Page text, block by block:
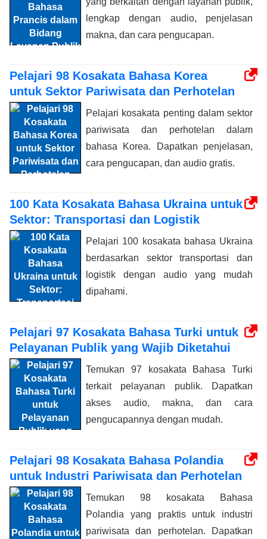
lengkap dengan audio, penjelasan
makna, dan cara pengucapan.
Pelajari 98 Kosakata Bahasa Korea
untuk Sektor Pariwisata dan Perhotelan
Pelajari kosakata penting dalam sektor
pariwisata dan perhotelan dalam
bahasa Korea. Dapatkan penjelasan,
cara pengucapan, dan audio gratis.
100 Kata Kosakata Bahasa Ukraina untuk
Sektor: Transportasi dan Logistik
Pelajari 100 kosakata bahasa Ukraina
berdasarkan sektor transportasi dan
logistik dengan audio yang mudah
dipahami.
Pelajari 97 Kosakata Bahasa Turki untuk
Pelayanan Publik yang Wajib Diketahui
Temukan 97 kosakata Bahasa Turki
terkait pelayanan publik. Dapatkan
akses audio, makna, dan cara
pengucapannya dengan mudah.
Pelajari 98 Kosakata Bahasa Polandia
untuk Industri Pariwisata dan Perhotelan
Temukan 98 kosakata Bahasa
Polandia yang praktis untuk industri
pariwisata dan perhotelan. Dapatkan